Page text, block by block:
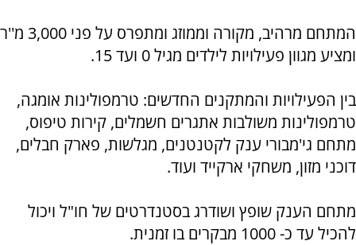
המתחם מרהיב, מקורה וממוזג ומתפרס על פני 3,000 מ''ר
ומציע מגוון פעילויות לילדים מגיל 0 ועד 15.
בין הפעילויות והמתקנים החדשים: טרמפולינות אומגה,
טרמפולינות משולבות אתגרים חשמלים, קירות טיפוס,
מתחם גי'מבורי ענק לקטנטנים, מגלשות, פארק חבלים,
דוכני מזון, משחקי ארקייד ועוד.
מתחם הענק שופץ ושודרג בסטנדרטים של חו"ל ויכול
להכיל עד כ- 1000 מבקרים בו זמנית.